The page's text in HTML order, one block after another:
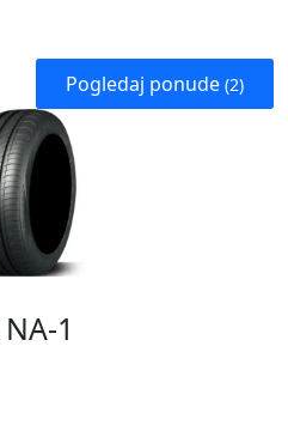
Pogledaj ponude (2)
1